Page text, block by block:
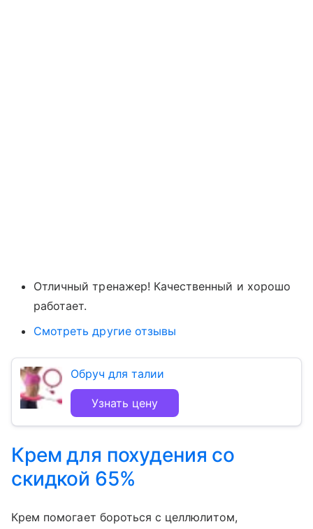
Отличный тренажер! Качественный и хорошо
работает.
Смотреть другие отзывы
Обруч для талии
Узнать цену
Крем для похудения со
скидкой 65%
Крем помогает бороться с целлюлитом,